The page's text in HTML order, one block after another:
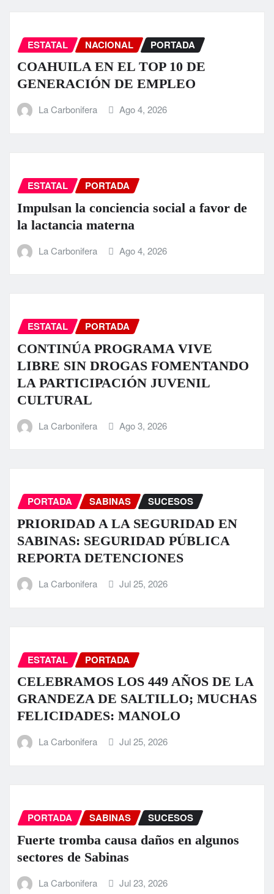
ESTATAL NACIONAL PORTADA
COAHUILA EN EL TOP 10 DE
GENERACIÓN DE EMPLEO
La Carbonifera Ago 4, 2026
ESTATAL PORTADA
Impulsan la conciencia social a favor de
la lactancia materna
La Carbonifera Ago 4, 2026
ESTATAL PORTADA
CONTINÚA PROGRAMA VIVE
LIBRE SIN DROGAS FOMENTANDO
LA PARTICIPACIÓN JUVENIL
CULTURAL
La Carbonifera Ago 3, 2026
PORTADA SABINAS SUCESOS
PRIORIDAD A LA SEGURIDAD EN
SABINAS: SEGURIDAD PÚBLICA
REPORTA DETENCIONES
La Carbonifera Jul 25, 2026
ESTATAL PORTADA
CELEBRAMOS LOS 449 AÑOS DE LA
GRANDEZA DE SALTILLO; MUCHAS
FELICIDADES: MANOLO
La Carbonifera Jul 25, 2026
PORTADA SABINAS SUCESOS
Fuerte tromba causa daños en algunos
sectores de Sabinas
La Carbonifera Jul 23, 2026